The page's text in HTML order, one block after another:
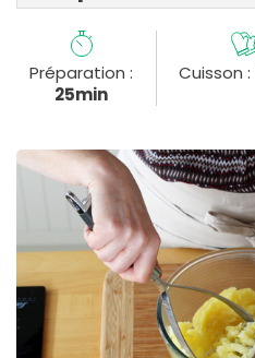
Préparation :
25min
Cuisson :